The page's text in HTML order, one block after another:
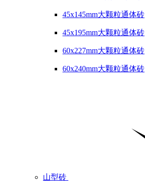
45x145mm大颗粒通体砖
45x195mm大颗粒通体砖
60x227mm大颗粒通体砖
60x240mm大颗粒通体砖
山型砖